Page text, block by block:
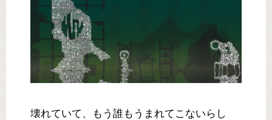
壊れていて、もう誰もうまれてこないらし